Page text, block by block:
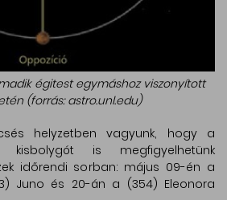
égitest egymáshoz viszonyított
(forrás: astro.unl.edu)
helyzetben vagyunk, hogy a
is megfigyelhetünk
időrendi sorban: május 09-én a
Juno és 20-án a (354) Eleonora